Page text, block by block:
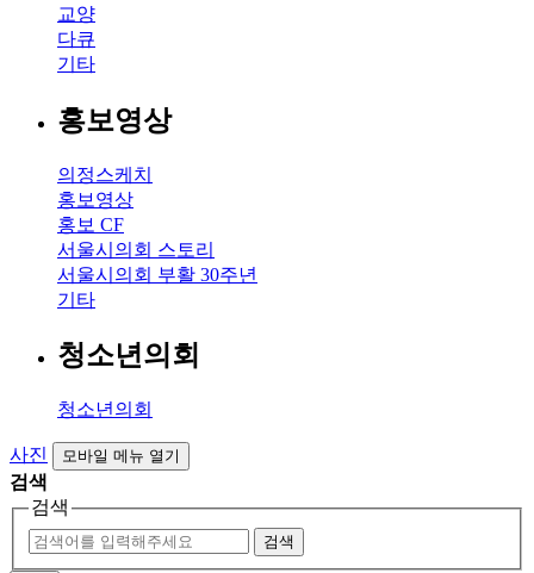
교양
다큐
기타
홍보영상
의정스케치
홍보영상
홍보 CF
서울시의회 스토리
서울시의회 부활 30주년
기타
청소년의회
청소년의회
사진 모바일 메뉴 열기
검색
검색
검색